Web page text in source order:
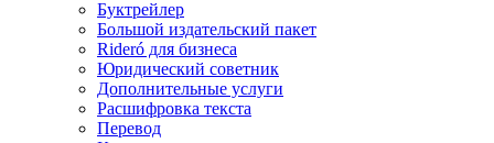
Буктрейлер
Большой издательский пакет
Rideró для бизнеса
Юридический советник
Дополнительные услуги
Расшифровка текста
Перевод